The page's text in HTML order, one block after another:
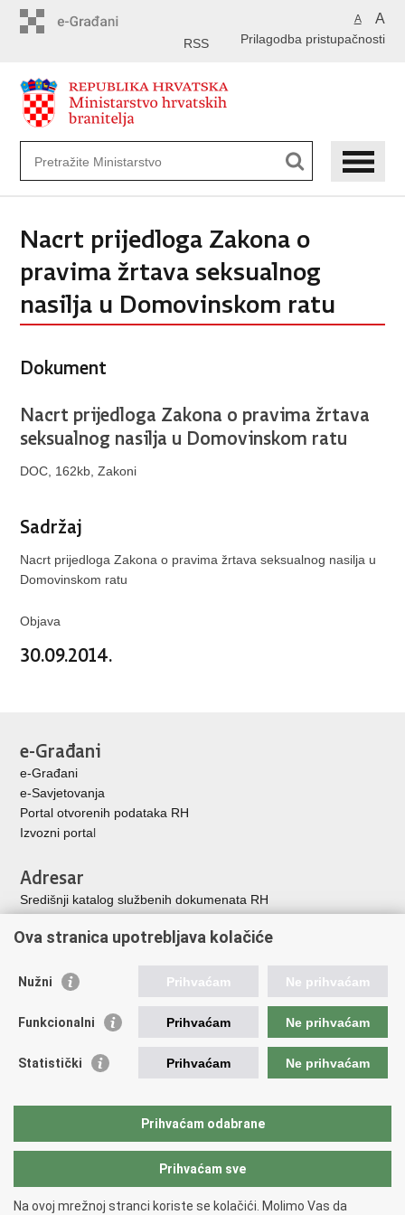
A A
Prilagodba pristupačnosti
RSS
Nacrt prijedloga Zakona o
pravima žrtava seksualnog
nasilja u Domovinskom ratu
Dokument
Nacrt prijedloga Zakona o pravima žrtava
seksualnog nasilja u Domovinskom ratu
DOC, 162kb, Zakoni
Sadržaj
Nacrt prijedloga Zakona o pravima žrtava seksualnog nasilja u
Domovinskom ratu
Objava
30.09.2014.
e-Građani
e-Građani
e-Savjetovanja
Portal otvorenih podataka RH
Izvozni portal
Adresar
Središnji katalog službenih dokumenata RH
Adresar političkih stranaka u RH
Vlada Republike Hrvatske
Memorijalni centar Domovinskog rata Vukovar
Zaklada hrvatskih branitelja iz Domovinskog rata
Pučki pravobranitelj
Povjerenik za informiranje
Ova stranica upotrebljava kolačiće
Nužni Prihvaćam Ne prihvaćam
Funkcionalni Prihvaćam Ne prihvaćam
Statistički Prihvaćam Ne prihvaćam
Prihvaćam odabrane
Prihvaćam sve
Na ovoj mrežnoj stranci koriste se kolačići. Molimo Vas da